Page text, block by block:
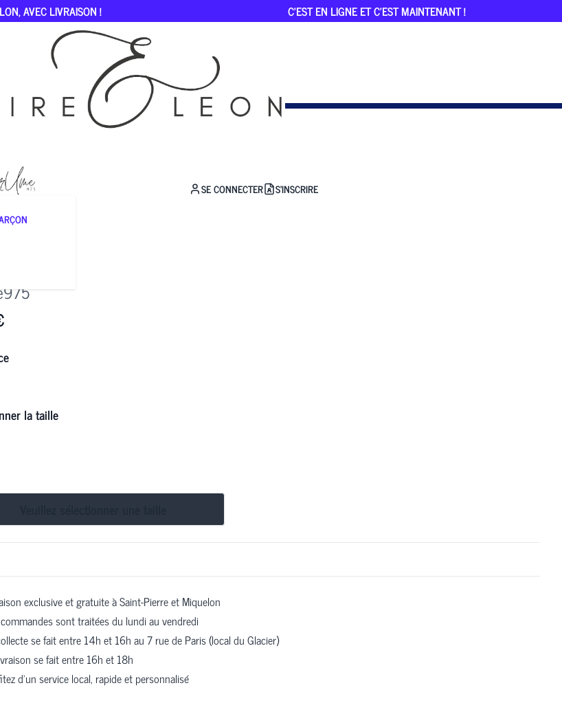
AVEC LIVRAISON ! C'EST EN LIGNE ET C'EST MAINTENANT !
SE CONNECTER S'INSCRIRE
la taille
exclusive et gratuite à Saint-Pierre et Miquelon
sont traitées du lundi au vendredi
se fait entre 14h et 16h au 7 rue de Paris (local du Glacier)
se fait entre 16h et 18h
d’un service local, rapide et personnalisé